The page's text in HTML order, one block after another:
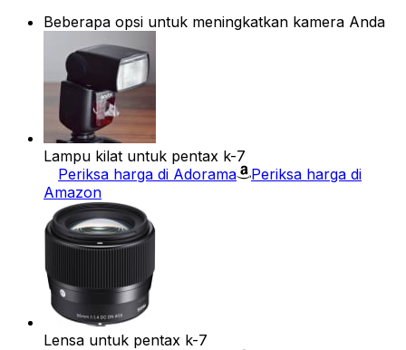
Beberapa opsi untuk meningkatkan kamera Anda
Lampu kilat untuk pentax k-7
Periksa harga di Adorama
Periksa harga di
Amazon
Lensa untuk pentax k-7